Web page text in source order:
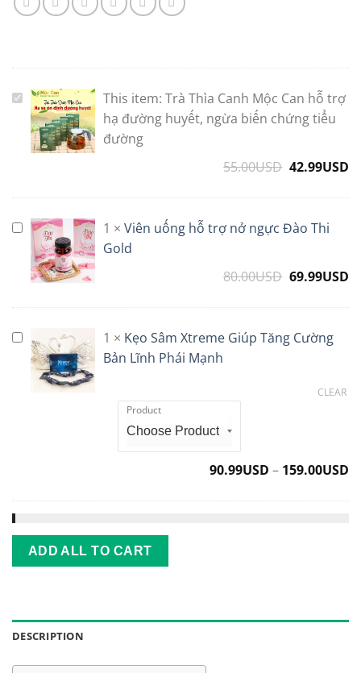
Trà
Thìa
Canh
Mộc
hạ
đường
huyết,
ngừa
tiểu
đường
This item: Trà Thìa Canh Mộc Can hỗ trợ
hạ đường huyết, ngừa biến chứng tiểu
đường
55.00USD Original
55.00USD.
42.99USD
Viên
uống
Đào
Gold
1 × Viên uống hỗ trợ nở ngực Đào Thi
Gold
80.00USD Original
80.00USD.
69.99USD
Kẹo
Sâm
Xtreme
Mạnh
1 × Kẹo Sâm Xtreme Giúp Tăng Cường
Bản Lĩnh Phái Mạnh
Product
CLEAR
90.99USD – 159.00USD
ADD ALL TO CART
DESCRIPTION